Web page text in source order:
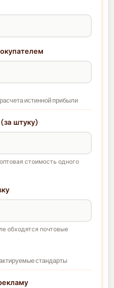
истинной прибыли
штуку)
стоимость одного
обходятся почтовые
стандарты